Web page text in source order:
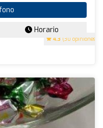
4.3 (30 opiniones)
Horario